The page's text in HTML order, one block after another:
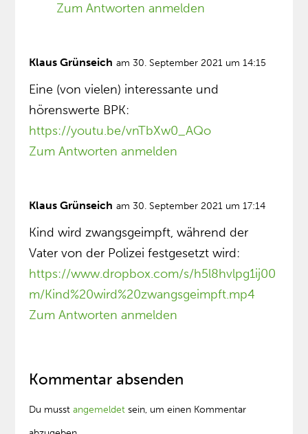
Zum Antworten anmelden
Klaus Grünseich am 30. September 2021 um 14:15
Eine (von vielen) interessante und
hörenswerte BPK:
https://youtu.be/vnTbXw0_AQo
Zum Antworten anmelden
Klaus Grünseich am 30. September 2021 um 17:14
Kind wird zwangsgeimpft, während der
Vater von der Polizei festgesetzt wird:
https://www.dropbox.com/s/h5l8hvlpg1ij00
m/Kind%20wird%20zwangsgeimpft.mp4
Zum Antworten anmelden
Kommentar absenden
Du musstangemeldet sein, um einen Kommentar